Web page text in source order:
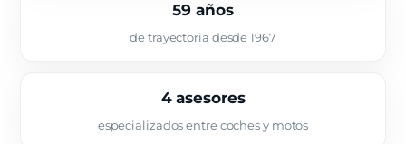
59 años
de trayectoria desde 1967
4 asesores
especializados entre coches y motos